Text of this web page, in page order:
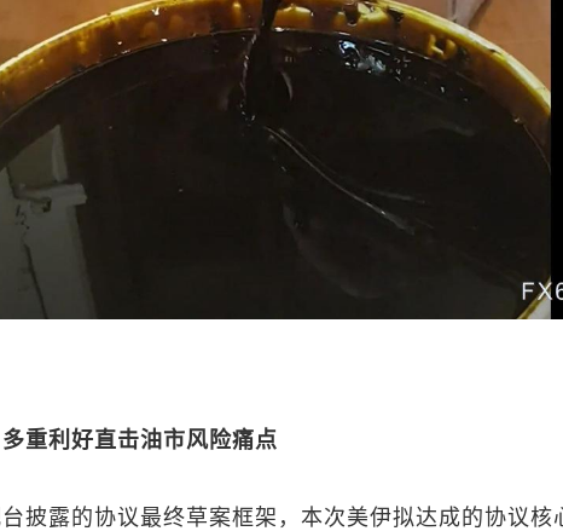
重利好直击油市风险痛点
披露的协议最终草案框架，本次美伊拟达成的协议核